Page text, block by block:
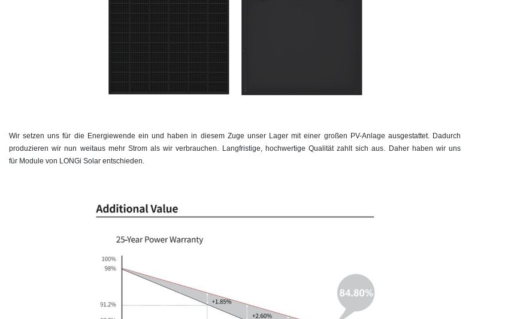
Wir setzen uns für die Energiewende ein und haben in diesem Zuge unser Lager mit einer großen PV-Anlage ausgestattet. Dadurch
produzieren wir nun weitaus mehr Strom als wir verbrauchen. Langfristige, hochwertige Qualität zahlt sich aus. Daher haben wir uns
für Module von LONGi Solar entschieden.